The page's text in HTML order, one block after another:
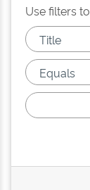
Use filters